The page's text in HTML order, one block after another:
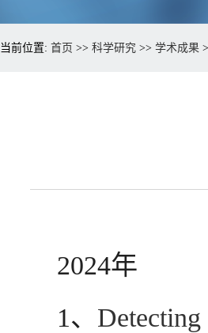
当前位置: 首页 >> 科学研究 >> 学术成果
2024年
1、